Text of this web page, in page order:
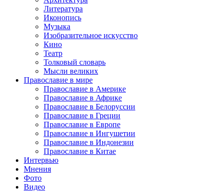
Литература
Иконопись
Музыка
Изобразительное искусство
Кино
Театр
Толковый словарь
Мысли великих
Православие в мире
Православие в Америке
Православие в Африке
Православие в Белоруссии
Православие в Греции
Православие в Европе
Православие в Ингушетии
Православие в Индонезии
Православие в Китае
Интервью
Мнения
Фото
Видео